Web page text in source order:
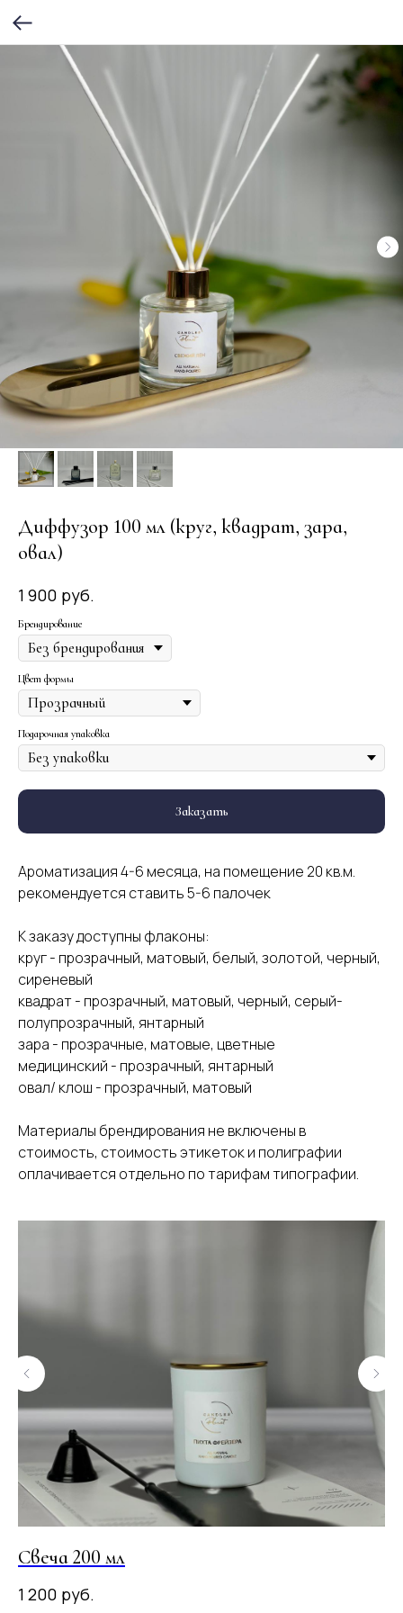
Диффузор 100 мл (круг, квадрат, зара,
овал)
1 900 руб.
Брендирование
Цвет формы
Подарочная упаковка
Заказать
Ароматизация 4-6 месяца, на помещение 20 кв.м.
рекомендуется ставить 5-6 палочек
К заказу доступны флаконы:
круг - прозрачный, матовый, белый, золотой, черный,
сиреневый
квадрат - прозрачный, матовый, черный, серый-
полупрозрачный, янтарный
зара - прозрачные, матовые, цветные
медицинский - прозрачный, янтарный
овал/ клош - прозрачный, матовый
Материалы брендирования не включены в
стоимость, стоимость этикеток и полиграфии
оплачивается отдельно по тарифам типографии.
Свеча 200 мл
1 200 руб.